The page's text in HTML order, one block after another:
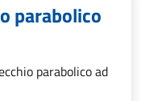
parabolico
parabolico ad